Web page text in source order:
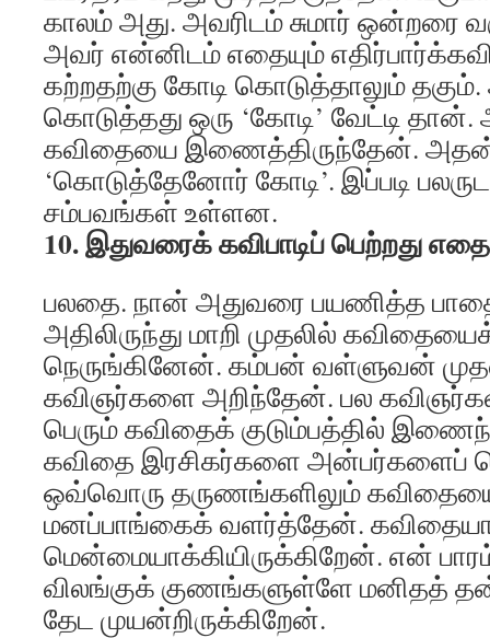
காலம் அது. அவரிடம் சுமார் ஒன்றரை
அவர் என்னிடம் எதையும்
கற்றதற்கு கோடி கொடுத்தாலும்
கொடுத்தது ஒரு ‘கோடி’ வேட்டி
கவிதையை இணைத்திருந்தேன். அதன்
‘கொடுத்தேனோர் கோடி’. இப்படி
சம்பவங்கள் உள்ளன.
10. இதுவரைக் கவிபாடிப் பெற்றது
பலதை. நான் அதுவரை பயணித்த
அதிலிருந்து மாறி முதலில்
நெருங்கினேன். கம்பன் வள்ளுவன்
கவிஞர்களை அறிந்தேன். பல
பெரும் கவிதைக் குடும்பத்தில்
கவிதை இரசிகர்களை அன்பர்களைப்
ஒவ்வொரு தருணங்களிலும்
மனப்பாங்கைக் வளர்த்தேன்.
மென்மையாக்கியிருக்கிறேன். என்
விலங்குக் குணங்களுள்ளே மனிதத்
தேட முயன்றிருக்கிறேன்.